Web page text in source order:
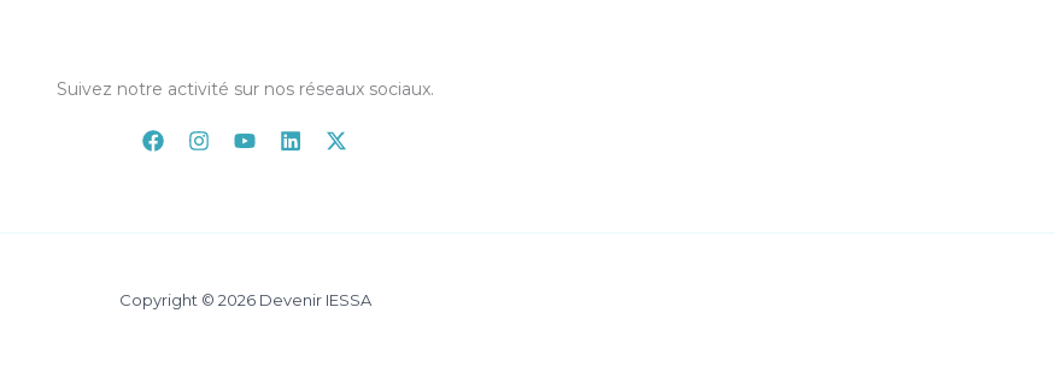
Suivez notre activité sur nos réseaux sociaux.
Copyright © 2026 Devenir IESSA